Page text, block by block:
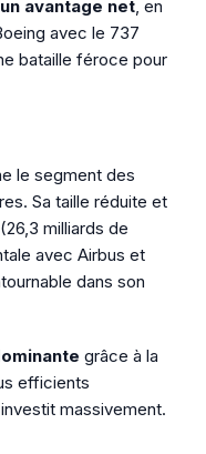
avantage net, en
avec le 737
bataille féroce pour
le segment des
Sa taille réduite et
milliards de
avec Airbus et
dans son
grâce à la
efficients
massivement.